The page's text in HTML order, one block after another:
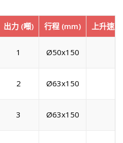
出力 (噸) 行程 (mm) 上升速
1 Ø50x150
2 Ø63x150
3 Ø63x150